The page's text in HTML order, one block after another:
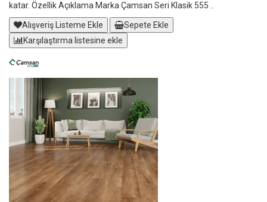
katar. Özellik Açıklama Marka Çamsan Seri Klasik 555 ..
Alışveriş Listeme Ekle
Sepete Ekle
Karşılaştırma listesine ekle